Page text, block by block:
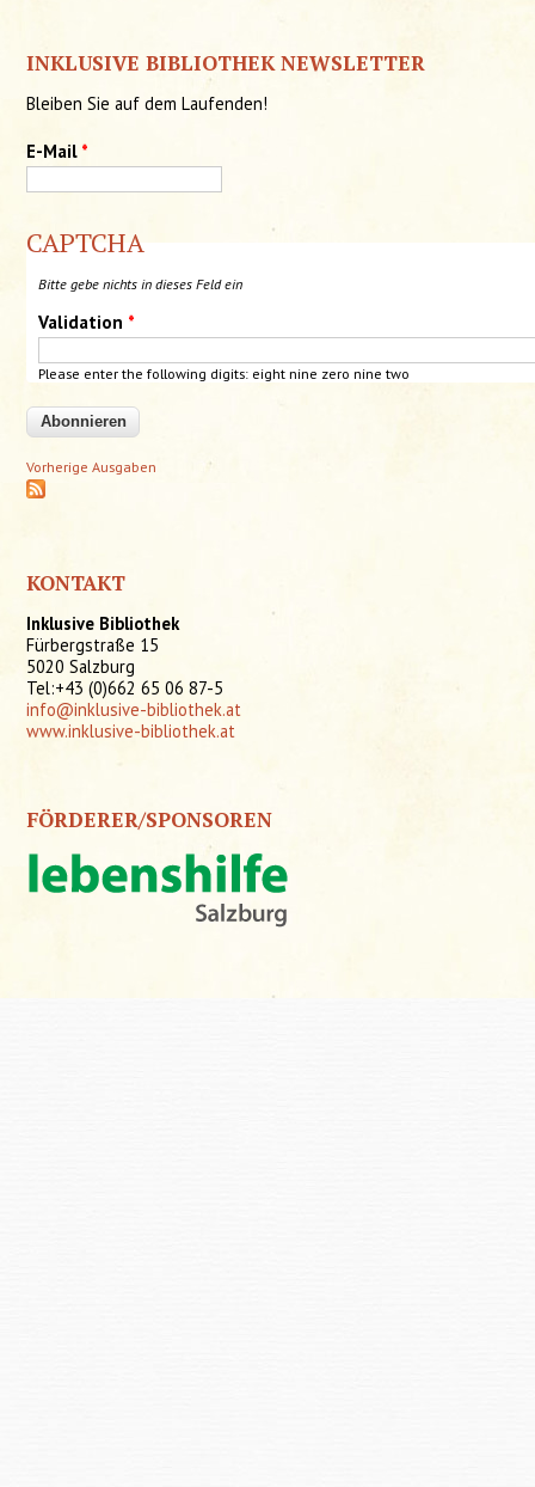
INKLUSIVE BIBLIOTHEK NEWSLETTER
Bleiben Sie auf dem Laufenden!
E-Mail *
CAPTCHA
Bitte gebe nichts in dieses Feld ein
Validation *
Please enter the following digits: eight nine zero nine two
Vorherige Ausgaben
KONTAKT
Inklusive Bibliothek
Fürbergstraße 15
5020 Salzburg
Tel:+43 (0)662 65 06 87-5
info@inklusive-bibliothek.at
www.inklusive-bibliothek.at
FÖRDERER/SPONSOREN